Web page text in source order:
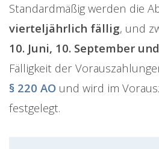
Standardmäßig werden die
vierteljährlich fällig, und
10. Juni, 10. September
Fälligkeit der
§ 220 AO und wird im
festgelegt.